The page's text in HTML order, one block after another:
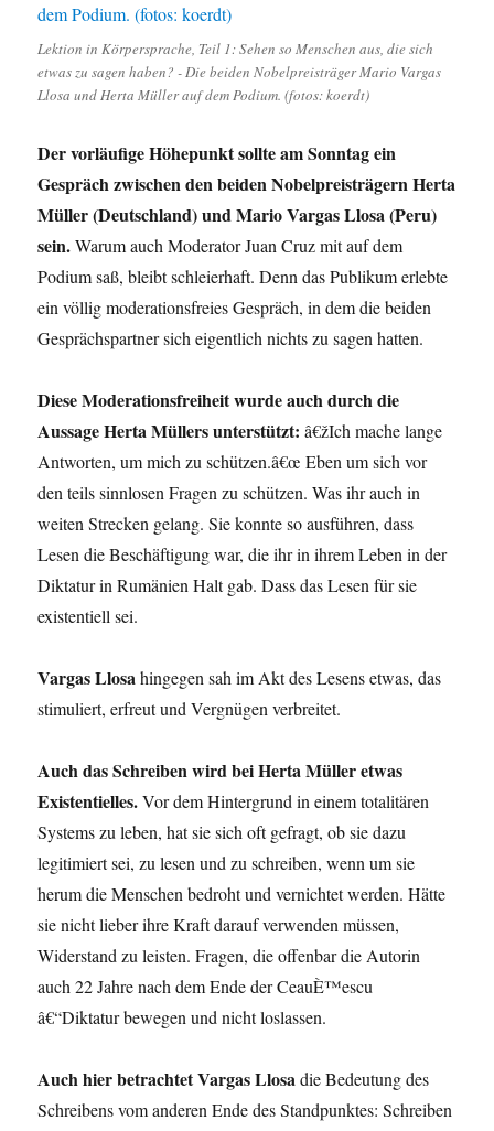
Lektion in Körpersprache, Teil 1: Sehen so Menschen aus, die sich
etwas zu sagen haben? - Die beiden Nobelpreisträger Mario Vargas
Llosa und Herta Müller auf dem Podium. (fotos: koerdt)
Der vorläufige Höhepunkt sollte am Sonntag ein
Gespräch zwischen den beiden Nobelpreisträgern Herta
Müller (Deutschland) und Mario Vargas Llosa (Peru)
sein.Warum auch Moderator Juan Cruz mit auf dem
Podium saß, bleibt schleierhaft. Denn das Publikum erlebte
ein völlig moderationsfreies Gespräch, in dem die beiden
Gesprächspartner sich eigentlich nichts zu sagen hatten.
Diese Moderationsfreiheit wurde auch durch die
Aussage Herta Müllers unterstützt: â€žIch mache lange
Antworten, um mich zu schützen.â€œ Eben um sich vor
den teils sinnlosen Fragen zu schützen. Was ihr auch in
weiten Strecken gelang. Sie konnte so ausführen, dass
Lesen die Beschäftigung war, die ihr in ihrem Leben in der
Diktatur in Rumänien Halt gab. Dass das Lesen für sie
existentiell sei.
Vargas Llosahingegen sah im Akt des Lesens etwas, das
stimuliert, erfreut und Vergnügen verbreitet.
Auch das Schreiben wird bei Herta Müller etwas
Existentielles.Vor dem Hintergrund in einem totalitären
Systems zu leben, hat sie sich oft gefragt, ob sie dazu
legitimiert sei, zu lesen und zu schreiben, wenn um sie
herum die Menschen bedroht und vernichtet werden. Hätte
sie nicht lieber ihre Kraft darauf verwenden müssen,
Widerstand zu leisten. Fragen, die offenbar die Autorin
auch 22 Jahre nach dem Ende der CeauÈ™escu
â€“Diktatur bewegen und nicht loslassen.
Auch hier betrachtet Vargas Llosadie Bedeutung des
Schreibens vom anderen Ende des Standpunktes: Schreiben